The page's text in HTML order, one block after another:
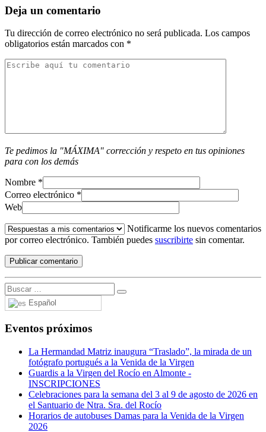
Deja un comentario
Tu dirección de correo electrónico no será publicada. Los campos
obligatorios están marcados con *
Te pedimos la "MÁXIMA" corrección y respeto en tus opiniones
para con los demás
Nombre *
Correo electrónico *
Web
Notificarme los nuevos comentarios
por correo electrónico. También puedes suscribirte sin comentar.
Español
Eventos próximos
La Hermandad Matriz inaugura “Traslado”, la mirada de un
fotógrafo portugués a la Venida de la Virgen
Guardis a la Virgen del Rocío en Almonte -
INSCRIPCIONES
Celebraciones para la semana del 3 al 9 de agosto de 2026 en
el Santuario de Ntra. Sra. del Rocío
Horarios de autobuses Damas para la Venida de la Virgen
2026